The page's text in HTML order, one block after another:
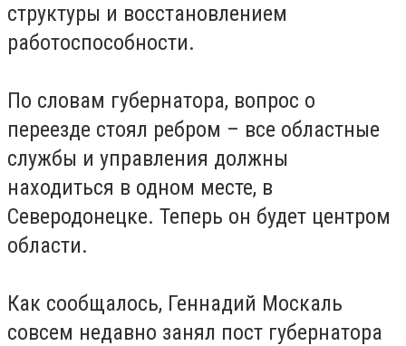
структуры и восстановлением
работоспособности.
По словам губернатора, вопрос о
переезде стоял ребром – все областные
службы и управления должны
находиться в одном месте, в
Северодонецке. Теперь он будет центром
области.
Как сообщалось, Геннадий Москаль
совсем недавно занял пост губернатора